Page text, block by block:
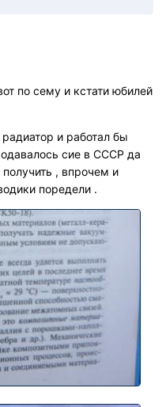
по сему и кстати юбилей
и работал бы
сие в СССР да
, впрочем и
поредели .